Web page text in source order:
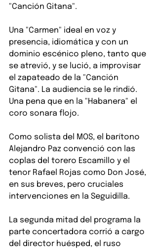
"Canción Gitana".
Una "Carmen" ideal en voz y
presencia, idiomática y con un
dominio escénico pleno, tanto que
se atrevió, y se lució, a improvisar
el zapateado de la "Canción
Gitana". La audiencia se le rindió.
Una pena que en la "Habanera" el
coro sonara flojo.
Como solista del MOS, el barítono
Alejandro Paz convenció con las
coplas del torero Escamillo y el
tenor Rafael Rojas como Don José,
en sus breves, pero cruciales
intervenciones en la Seguidilla.
La segunda mitad del programa la
parte concertadora corrió a cargo
del director huésped, el ruso